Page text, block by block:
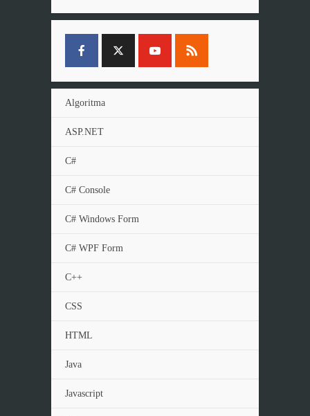
Algoritma
ASP.NET
C#
C# Console
C# Windows Form
C# WPF Form
C++
CSS
HTML
Java
Javascript